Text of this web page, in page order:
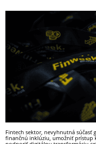
Fintech sektor, nevyhnutná
finančnú inklúziu, umožniť prístup